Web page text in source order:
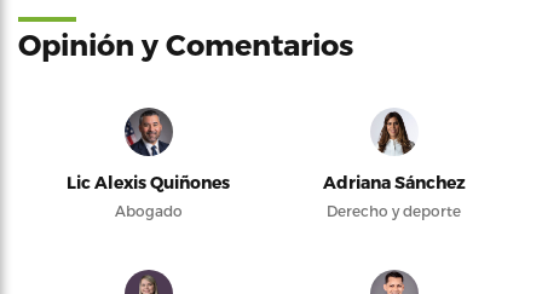
Opinión y Comentarios
Lic Alexis Quiñones
Abogado
Adriana Sánchez
Derecho y deporte